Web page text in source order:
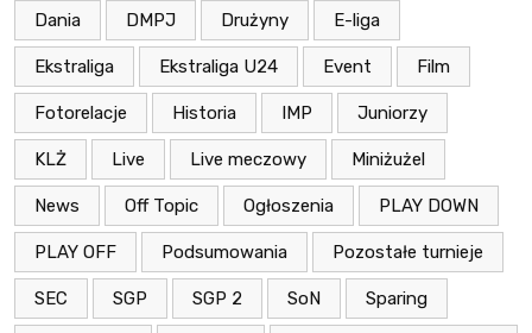
Dania DMPJ Drużyny E-liga
Ekstraliga Ekstraliga U24 Event Film
Fotorelacje Historia IMP Juniorzy
KLŻ Live Live meczowy Miniżużel
News Off Topic Ogłoszenia PLAY DOWN
PLAY OFF Podsumowania Pozostałe turnieje
SEC SGP SGP 2 SoN Sparing